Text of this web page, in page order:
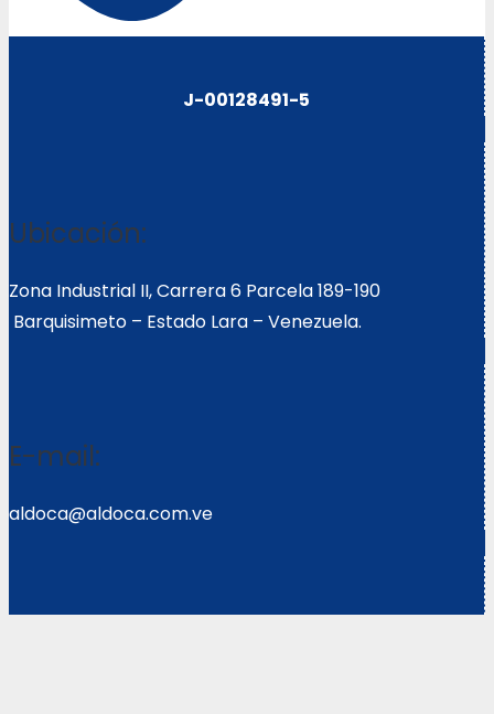
J-00128491-5
Ubicación:
Zona Industrial II, Carrera 6 Parcela 189-190
Barquisimeto – Estado Lara – Venezuela.
E-mail:
aldoca@aldoca.com.ve